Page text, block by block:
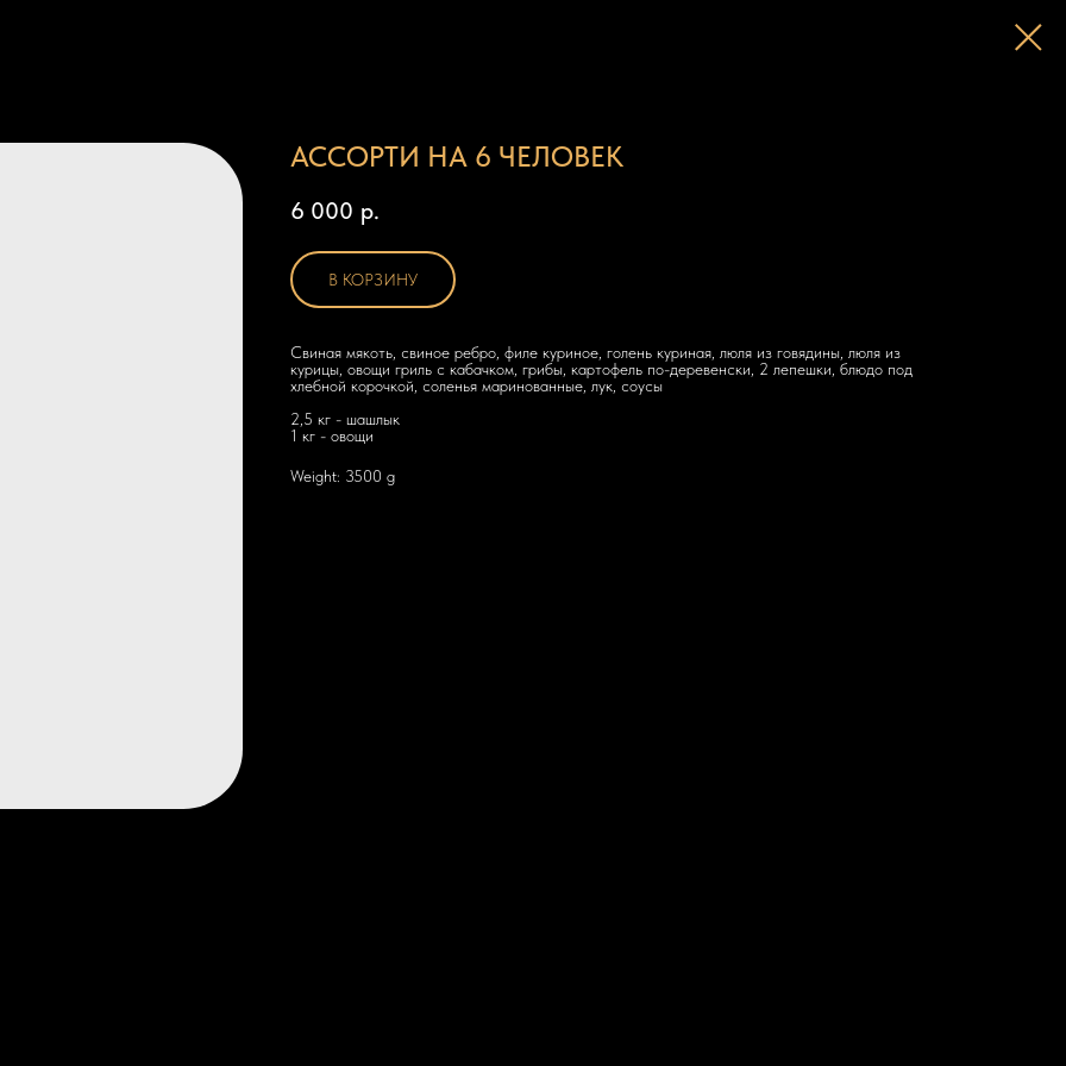
АССОРТИ НА 6 ЧЕЛОВЕК
6 000 р.
В КОРЗИНУ
Свиная мякоть, свиное ребро, филе куриное, голень куриная, люля из говядины, люля из
курицы, овощи гриль с кабачком, грибы, картофель по-деревенски, 2 лепешки, блюдо под
хлебной корочкой, соленья маринованные, лук, соусы
2,5 кг - шашлык
1 кг - овощи
Weight: 3500 g